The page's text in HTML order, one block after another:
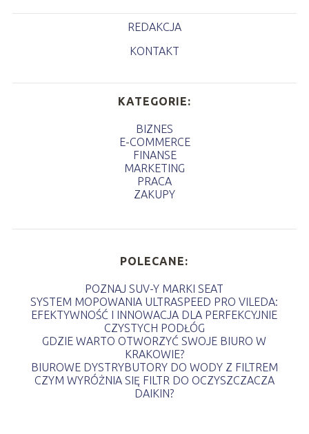
REDAKCJA
KONTAKT
KATEGORIE:
BIZNES
E-COMMERCE
FINANSE
MARKETING
PRACA
ZAKUPY
POLECANE:
POZNAJ SUV-Y MARKI SEAT
SYSTEM MOPOWANIA ULTRASPEED PRO VILEDA:
EFEKTYWNOŚĆ I INNOWACJA DLA PERFEKCYJNIE
CZYSTYCH PODŁÓG
GDZIE WARTO OTWORZYĆ SWOJE BIURO W
KRAKOWIE?
BIUROWE DYSTRYBUTORY DO WODY Z FILTREM
CZYM WYRÓŻNIA SIĘ FILTR DO OCZYSZCZACZA
DAIKIN?